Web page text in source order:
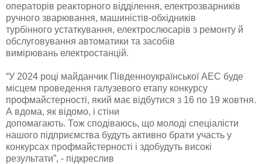
операторів реакторного відділення, електрозварників
ручного зварювання, машиністів-обхідників
турбінного устаткування, електрослюсарів з ремонту й
обслуговування автоматики та засобів
вимірювань електростанцій.
“У 2024 році майданчик Південноукраїнської АЕС буде
місцем проведення галузевого етапу конкурсу
профмайстерності, який має відбутися з 16 по 19 жовтня.
А вдома, як відомо, і стіни
допомагають. Тож сподіваюсь, що молоді спеціалісти
нашого підприємства будуть активно брати участь у
конкурсах профмайстерності і здобудуть високі
результати”, - підкреслив